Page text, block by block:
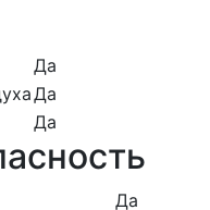
Да
Да
Да
Да